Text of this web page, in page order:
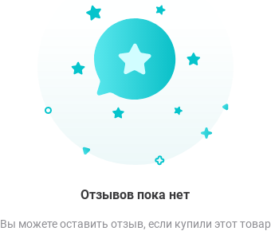
Отзывов пока нет
Вы можете оставить отзыв, если купили этот товар